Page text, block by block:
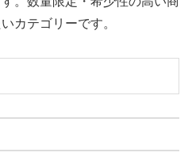
カテゴリーです。